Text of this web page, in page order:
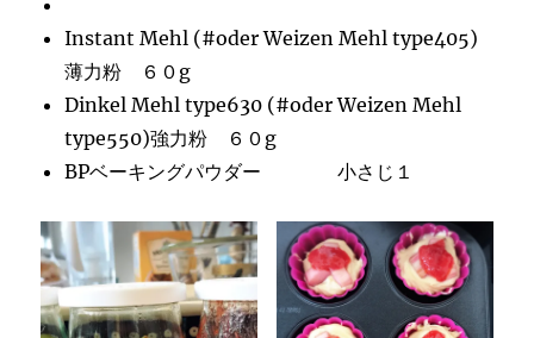
Instant Mehl (#oder Weizen Mehl type405)
薄力粉 ６０g
Dinkel Mehl type630 (#oder Weizen Mehl
type550)強力粉 ６０g
BPベーキングパウダー 小さじ１